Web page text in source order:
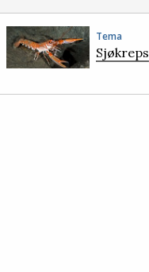
Tema
Sjøkreps